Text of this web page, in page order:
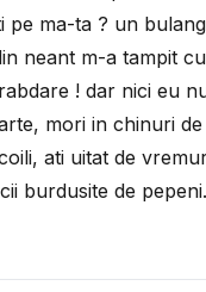
pe ma-ta ? un
neant m-a tampit
! dar nici eu
mori in chinuri
ati uitat de
burdusite de